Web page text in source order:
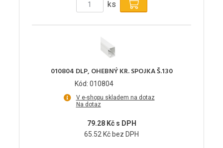
ks
010804 DLP, OHEBNÝ KR. SPOJKA Š.130
Kód: 010804
V e-shopu skladem na dotaz
Na dotaz
79.28 Kč s DPH
65.52 Kč bez DPH